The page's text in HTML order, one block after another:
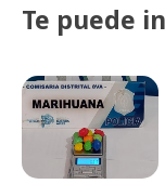
Te puede